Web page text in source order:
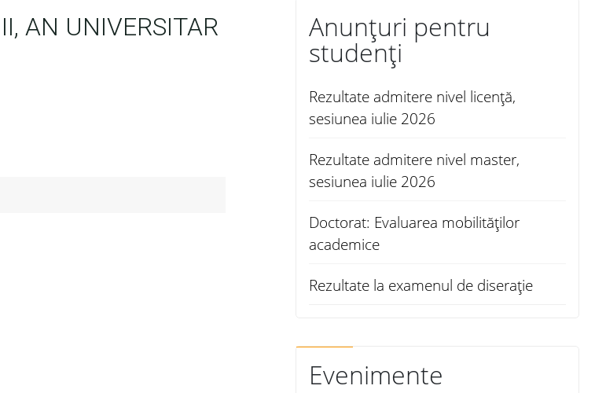
AN UNIVERSITAR
Anunțuri pentru
studenți
Rezultate admitere nivel licență,
sesiunea iulie 2026
Rezultate admitere nivel master,
sesiunea iulie 2026
Doctorat: Evaluarea mobilităților
academice
Rezultate la examenul de diserație
Evenimente